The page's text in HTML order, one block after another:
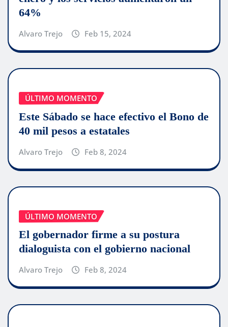
64%
Alvaro Trejo Feb 15, 2024
ÚLTIMO MOMENTO
Este Sábado se hace efectivo el Bono de
40 mil pesos a estatales
Alvaro Trejo Feb 8, 2024
ÚLTIMO MOMENTO
El gobernador firme a su postura
dialoguista con el gobierno nacional
Alvaro Trejo Feb 8, 2024